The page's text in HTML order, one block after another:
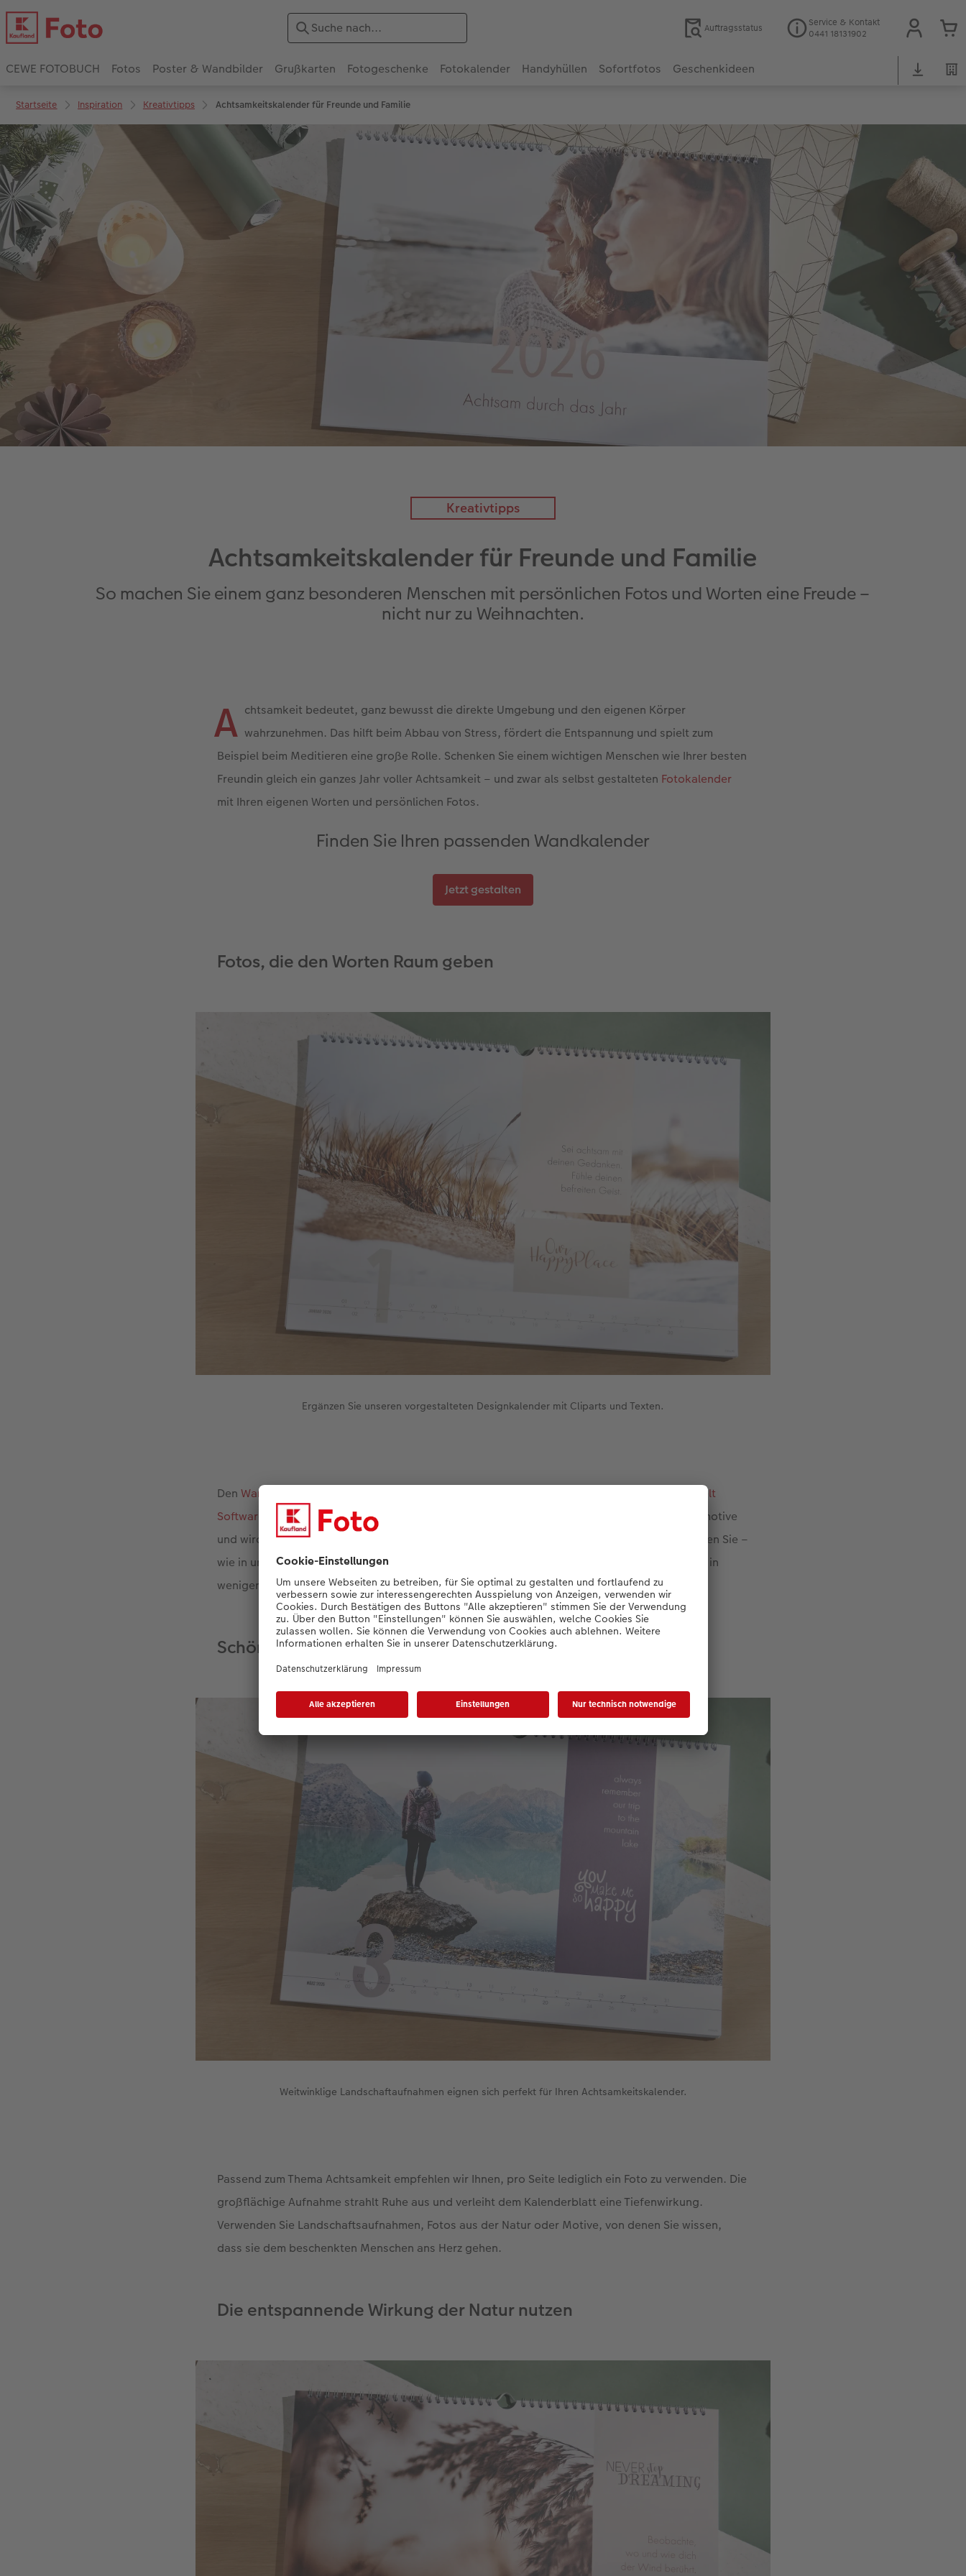
Auftragsstatus
Service & Kontakt
0441 18131902
CEWE FOTOBUCH Fotos Poster & Wandbilder Grußkarten Fotogeschenke Fotokalender Handyhüllen Sofortfotos Geschenkideen
Startseite Inspiration Kreativtipps Achtsamkeitskalender für Freunde und Familie
Kreativtipps
Achtsamkeitskalender für Freunde und Familie
So machen Sie einem ganz besonderen Menschen mit persönlichen Fotos und Worten eine Freude –
nicht nur zu Weihnachten.
A chtsamkeit bedeutet, ganz bewusst die direkte Umgebung und den eigenen Körper
wahrzunehmen. Das hilft beim Abbau von Stress, fördert die Entspannung und spielt zum
Beispiel beim Meditieren eine große Rolle. Schenken Sie einem wichtigen Menschen wie Ihrer besten
Freundin gleich ein ganzes Jahr voller Achtsamkeit – und zwar als selbst gestalteten Fotokalender
mit Ihren eigenen Worten und persönlichen Fotos.
Finden Sie Ihren passenden Wandkalender
Jetzt gestalten
Fotos, die den Worten Raum geben
Ergänzen Sie unseren vorgestalteten Designkalender mit Cliparts und Texten.
DenWandkalender
CEWE Fotowelt
Software
erstellen. DasFormat A3 Panorama
eignet sich besonders gut für großzügige Fotomotive
und wird kombiniert mit Cliparts sowie Ihren Botschaften zum Thema Achtsamkeit. Tipp: Nutzen Sie –
wie in unserem Beispiel – einen vorgestalteten Designkalender. Den können Sie ganz einfach in
wenigen Schritten mit Ihren Fotos füllen sowie mit Cliparts und Texten anpassen.
Schöne Aussichten: Aufnahmen voller Ruhe
Weitwinklige Landschaftaufnahmen eignen sich perfekt für Ihren Achtsamkeitskalender.
Passend zum Thema Achtsamkeit empfehlen wir Ihnen, pro Seite lediglich ein Foto zu verwenden. Die
großflächige Aufnahme strahlt Ruhe aus und verleiht dem Kalenderblatt eine Tiefenwirkung.
Verwenden Sie Landschaftsaufnahmen, Fotos aus der Natur oder Motive, von denen Sie wissen,
dass sie dem beschenkten Menschen ans Herz gehen.
Die entspannende Wirkung der Natur nutzen